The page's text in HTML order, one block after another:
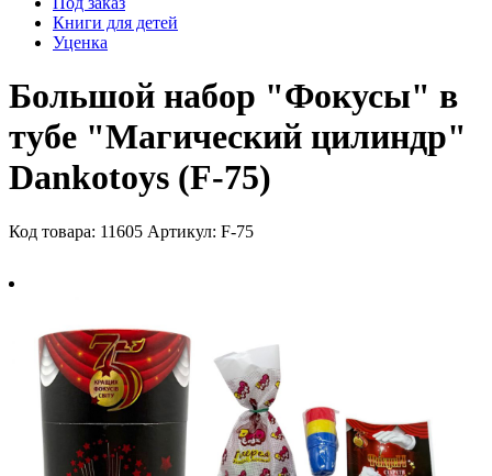
Книги для детей
Уценка
Большой набор "Фокусы" в
тубе "Магический цилиндр"
Dankotoys (F-75)
Код товара: 11605 Артикул: F-75